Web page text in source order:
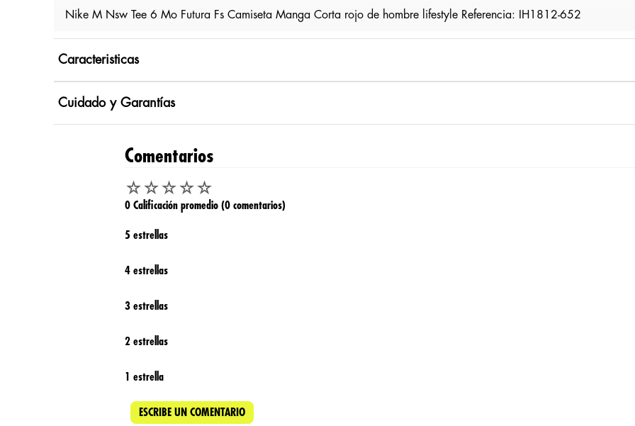
Nike M Nsw Tee 6 Mo Futura Fs Camiseta Manga Corta rojo de hombre lifestyle Referencia: IH1812-652
Caracteristicas
Cuidado y Garantías
Comentarios
☆☆☆☆☆
0 Calificación promedio (0 comentarios)
5 estrellas
4 estrellas
3 estrellas
2 estrellas
1 estrella
ESCRIBE UN COMENTARIO